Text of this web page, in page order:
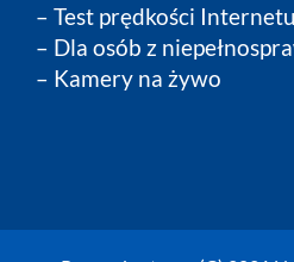
– Test prędkości Internetu
– Dla osób z
– Kamery na żywo